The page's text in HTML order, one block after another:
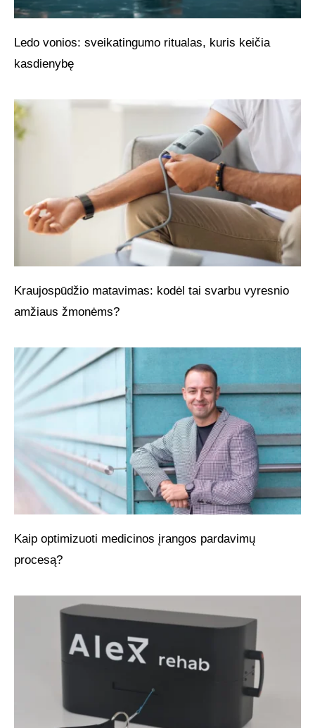
Ledo vonios: sveikatingumo ritualas, kuris keičia
kasdienybę
Kraujospūdžio matavimas: kodėl tai svarbu vyresnio
amžiaus žmonėms?
Kaip optimizuoti medicinos įrangos pardavimų
procesą?